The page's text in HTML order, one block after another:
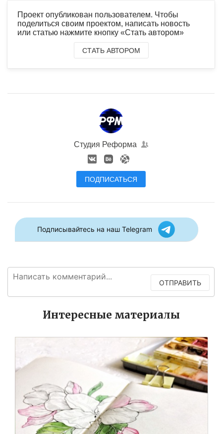
Проект опубликован пользователем. Чтобы
поделиться своим проектом, написать новость
или статью нажмите кнопку «Стать автором»
СТАТЬ АВТОРОМ
Студия Реформа
ПОДПИСАТЬСЯ
Подписывайтесь на наш Telegram
ОТПРАВИТЬ
Интересные материалы